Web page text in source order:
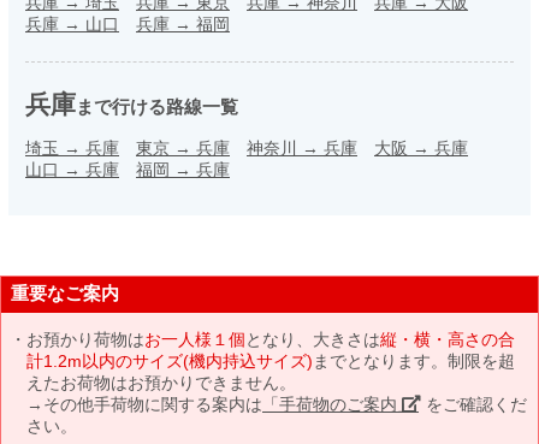
兵庫 → 山口 兵庫 → 福岡
兵庫まで行ける路線一覧
埼玉 → 兵庫 東京 → 兵庫 神奈川 → 兵庫 大阪 → 兵庫
山口 → 兵庫 福岡 → 兵庫
重要なご案内
お預かり荷物はお一人様１個となり、大きさは縦・横・高さの合
計1.2m以内のサイズ(機内持込サイズ) までとなります。制限を超
えたお荷物はお預かりできません。
→その他手荷物に関する案内は 「手荷物のご案内」 をご確認くだ
さい。